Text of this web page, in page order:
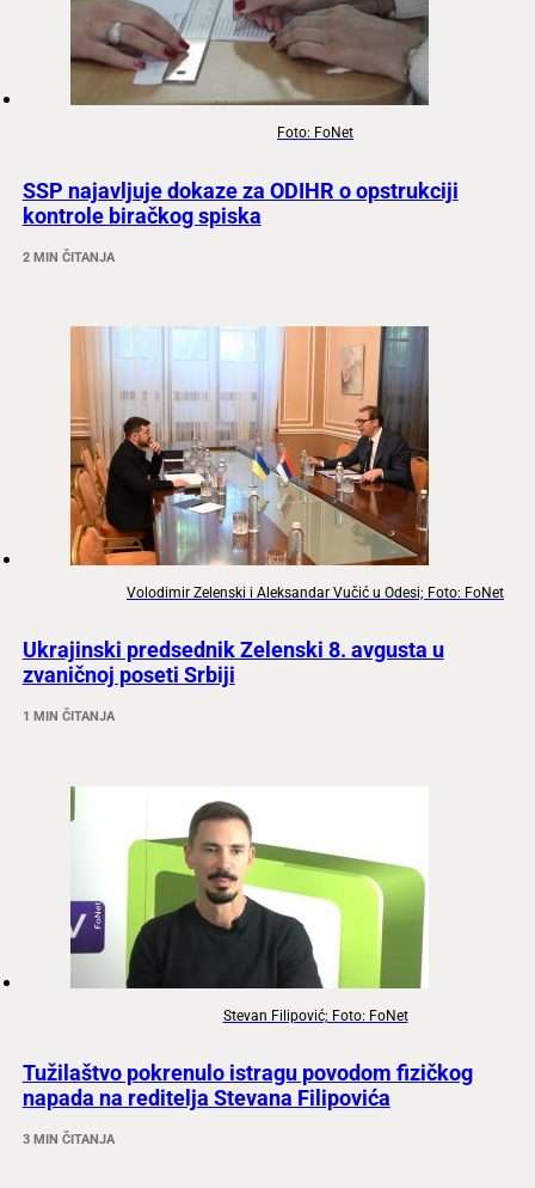
Foto: FoNet
SSP najavljuje dokaze za ODIHR o opstrukciji
kontrole biračkog spiska
2 MIN ČITANJA
Volodimir Zelenski i Aleksandar Vučić u Odesi; Foto: FoNet
Ukrajinski predsednik Zelenski 8. avgusta u
zvaničnoj poseti Srbiji
1 MIN ČITANJA
Stevan Filipović; Foto: FoNet
Tužilaštvo pokrenulo istragu povodom fizičkog
napada na reditelja Stevana Filipovića
3 MIN ČITANJA